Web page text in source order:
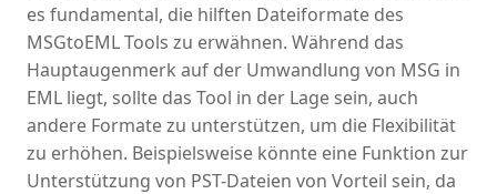
es fundamental, die hilften Dateiformate des
MSGtoEML Tools zu erwähnen. Während das
Hauptaugenmerk auf der Umwandlung von MSG in
EML liegt, sollte das Tool in der Lage sein, auch
andere Formate zu unterstützen, um die Flexibilität
zu erhöhen. Beispielsweise könnte eine Funktion zur
Unterstützung von PST-Dateien von Vorteil sein, da